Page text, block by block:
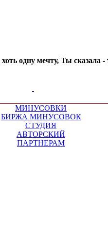
одну мечту, Ты
МИНУСОВКИ
БИРЖА МИНУСОВОК
СТУДИЯ
АВТОРСКИЙ
ПАРТНЕРАМ